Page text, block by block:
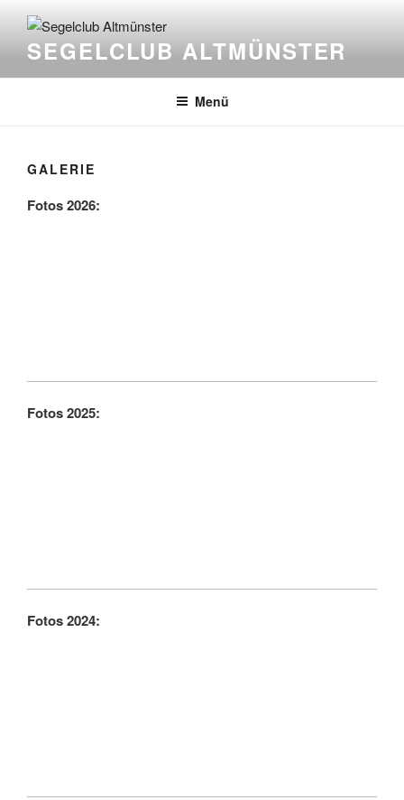
Inhalt
springenSEGELCLUB ALTMÜNSTER
Menü
GALERIE
Fotos 2026:
Fotos 2025:
Fotos 2024: